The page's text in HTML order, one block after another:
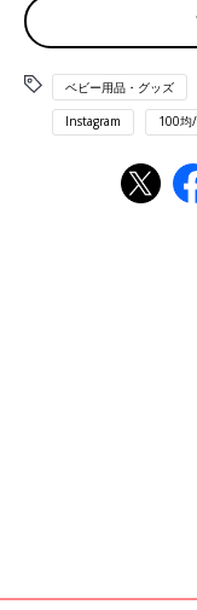
やすい！
ベビー用品・グッズ
Instagram 100均